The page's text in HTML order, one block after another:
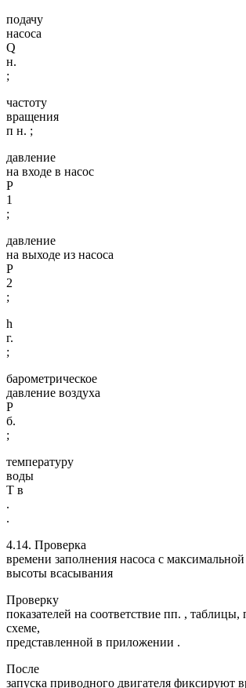
подачу
насоса
Q
н.
;
частоту
вращения
п н. ;
давление
на входе в насос
Р
1
;
давление
на выходе из насоса
Р
2
;
h
г.
;
барометрическое
давление воздуха
P
б.
;
температуру
воды
Т в
.
.
4.14. Проверка
времени заполнения насоса с
высоты всасывания
Проверку
показателей на соответствие пп. , таблицы,
схеме,
представленной в приложении .
После
запуска приводного двигателя фиксируют